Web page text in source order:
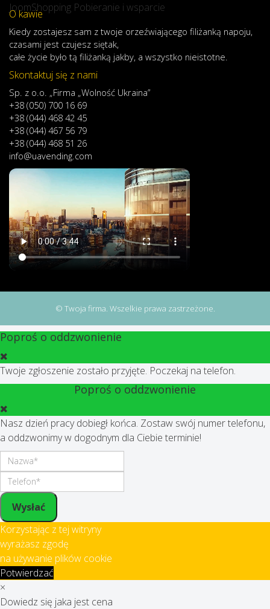
JoomShopping Pobieranie i wsparcie
O kawie
Kiedy zostajesz sam z twoje orzeźwiającego filiżanką napoju,
czasami jest czujesz siętak,
całe życie było tą filiżanką jakby, a wszystko nieistotne.
Skontaktuj się z nami
Sp. z o.o. „Firma „Wolność Ukraina”
+38 (050) 700 16 69
+38 (044) 468 42 45
+38 (044) 467 56 79
+38 (044) 468 51 26
info@uavending.com
© Twoja firma. Wszelkie prawa zastrzeżone.
Poproś o oddzwonienie
Twoje zgłoszenie zostało przyjęte. Poczekaj na telefon.
Poproś o oddzwonienie
Nasz dzień pracy dobiegł końca. Zostaw swój numer telefonu,
a oddzwonimy w dogodnym dla Ciebie terminie!
Wysłać
Korzystając z tej witryny
wyrażasz zgodę
na używanie plików cookie
Potwierdzać
×
Dowiedz się jaka jest cena